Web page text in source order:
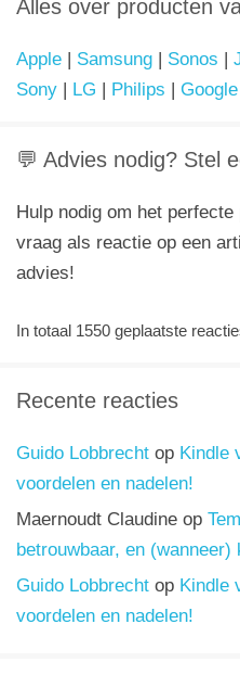
Alles over producten
Apple | Samsung | Sonos |
Sony | LG | Philips | Google
💬 Advies nodig? Stel
Hulp nodig om het
vraag als reactie op een
advies!
In totaal 1550 geplaatste
Recente reacties
Guido Lobbrecht op Kindle
voordelen en nadelen!
Maernoudt Claudine op
betrouwbaar, en
Guido Lobbrecht op Kindle
voordelen en nadelen!